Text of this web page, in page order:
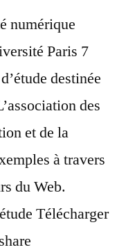
numérique
Paris 7
destinée
des
et de la
à travers
du Web.
Télécharger